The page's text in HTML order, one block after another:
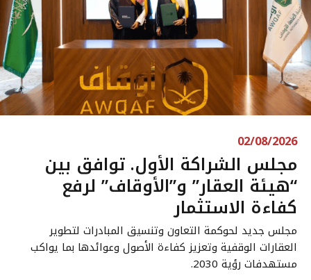
02/08/2026
مجلس الشراكة الأول. توافق بين
“هيئة العقار” و”الأوقاف” لرفع
كفاءة الاستثمار
مجلس جديد لحوكمة التعاون وتنسيق المبادرات لتطوير
العقارات الوقفية وتعزيز كفاءة الأصول وعوائدها بما يواكب
مستهدفات رؤية 2030.